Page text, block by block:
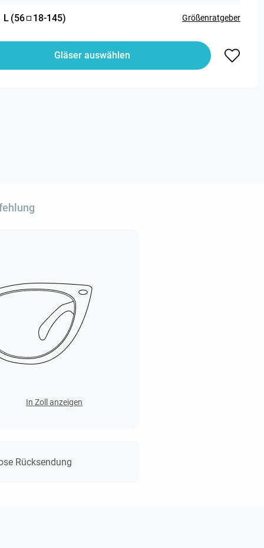
L (56 18-145) Größenratgeber
Gläser auswählen
In Zoll anzeigen
Rücksendung